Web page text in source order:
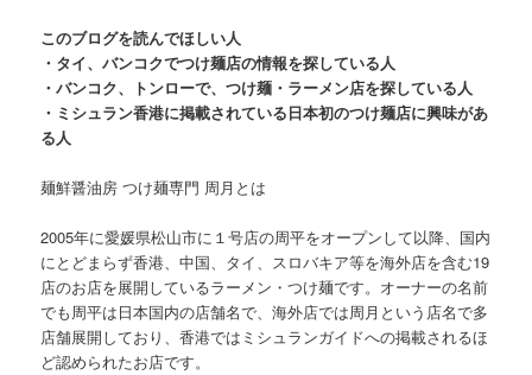
このブログを読んでほしい人
・タイ、バンコクでつけ麺店の情報を探している人
・バンコク、トンローで、つけ麺・ラーメン店を探している人
・ミシュラン香港に掲載されている日本初のつけ麺店に興味があ
る人
麺鮮醤油房 つけ麺専門 周月 とは
2005年に愛媛県松山市に１号店の周平をオープンして以降、国内
にとどまらず香港、中国、タイ、スロバキア等を海外店を含む19
店のお店を展開しているラーメン・つけ麺です。オーナーの名前
でも周平は日本国内の店舗名で、海外店では周月という店名で多
店舗展開しており、香港ではミシュランガイドへの掲載されるほ
ど認められたお店です。